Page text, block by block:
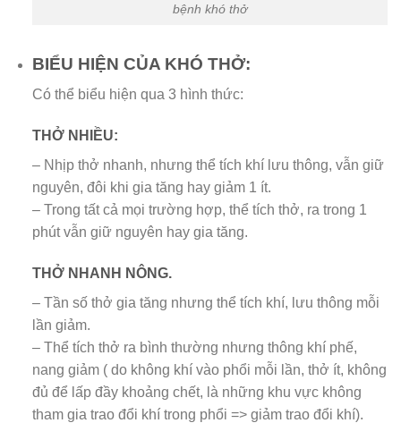
bệnh khó thở
BIỂU HIỆN CỦA KHÓ THỞ:
Có thể biểu hiện qua 3 hình thức:
THỞ NHIỀU:
– Nhịp thở nhanh, nhưng thể tích khí lưu thông, vẫn giữ
nguyên, đôi khi gia tăng hay giảm 1 ít.
– Trong tất cả mọi trường hợp, thể tích thở, ra trong 1
phút vẫn giữ nguyên hay gia tăng.
THỞ NHANH NÔNG.
– Tần số thở gia tăng nhưng thể tích khí, lưu thông mỗi
lần giảm.
– Thể tích thở ra bình thường nhưng thông khí phế,
nang giảm ( do không khí vào phổi mỗi lần, thở ít, không
đủ để lấp đầy khoảng chết, là những khu vực không
tham gia trao đổi khí trong phổi => giảm trao đổi khí).